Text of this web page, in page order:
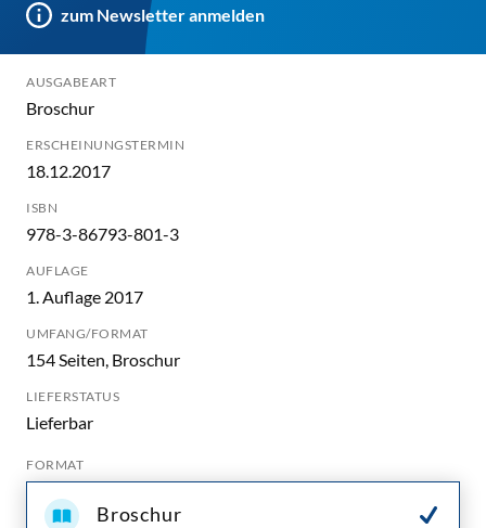
zum Newsletter anmelden
AUSGABEART
Broschur
ERSCHEINUNGSTERMIN
18.12.2017
ISBN
978-3-86793-801-3
AUFLAGE
1. Auflage 2017
UMFANG/FORMAT
154 Seiten, Broschur
LIEFERSTATUS
Lieferbar
FORMAT
Broschur